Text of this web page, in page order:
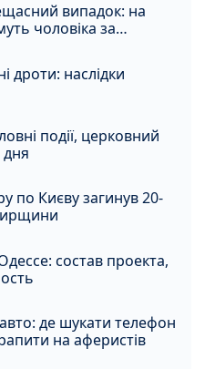
випадок: на
чоловіка за
дроти: наслідки
події, церковний
по Києву загинув 20-
состав проекта,
де шукати телефон
на аферистів